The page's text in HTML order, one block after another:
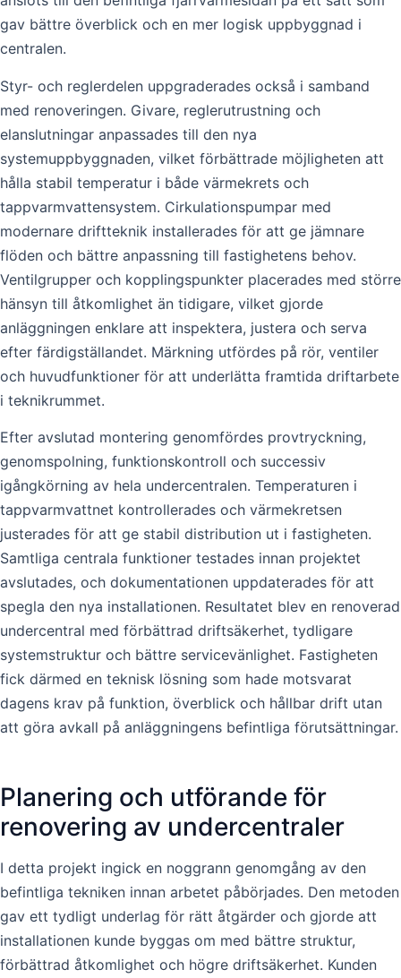
gav bättre överblick och en mer logisk uppbyggnad i
centralen.
Styr- och reglerdelen uppgraderades också i samband
med renoveringen. Givare, reglerutrustning och
elanslutningar anpassades till den nya
systemuppbyggnaden, vilket förbättrade möjligheten att
hålla stabil temperatur i både värmekrets och
tappvarmvattensystem. Cirkulationspumpar med
modernare driftteknik installerades för att ge jämnare
flöden och bättre anpassning till fastighetens behov.
Ventilgrupper och kopplingspunkter placerades med större
hänsyn till åtkomlighet än tidigare, vilket gjorde
anläggningen enklare att inspektera, justera och serva
efter färdigställandet. Märkning utfördes på rör, ventiler
och huvudfunktioner för att underlätta framtida driftarbete
i teknikrummet.
Efter avslutad montering genomfördes provtryckning,
genomspolning, funktionskontroll och successiv
igångkörning av hela undercentralen. Temperaturen i
tappvarmvattnet kontrollerades och värmekretsen
justerades för att ge stabil distribution ut i fastigheten.
Samtliga centrala funktioner testades innan projektet
avslutades, och dokumentationen uppdaterades för att
spegla den nya installationen. Resultatet blev en renoverad
undercentral med förbättrad driftsäkerhet, tydligare
systemstruktur och bättre servicevänlighet. Fastigheten
fick därmed en teknisk lösning som hade motsvarat
dagens krav på funktion, överblick och hållbar drift utan
att göra avkall på anläggningens befintliga förutsättningar.
Planering och utförande för
renovering av undercentraler
I detta projekt ingick en noggrann genomgång av den
befintliga tekniken innan arbetet påbörjades. Den metoden
gav ett tydligt underlag för rätt åtgärder och gjorde att
installationen kunde byggas om med bättre struktur,
förbättrad åtkomlighet och högre driftsäkerhet. Kunden